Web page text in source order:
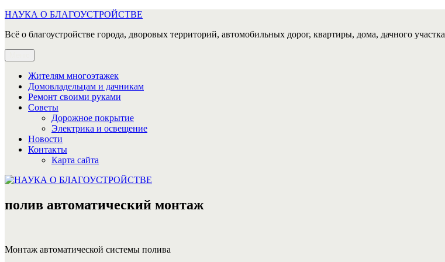
Перейти
содержимому
НАУКА О БЛАГОУСТРОЙСТВЕ
Всё о благоустройстве города, дворовых территорий, автомобильных дорог, квартиры, дома, дачного участка
Жителям многоэтажек
Домовладельцам и дачникам
Ремонт своими руками
Советы
Дорожное покрытие
Электрика и освещение
Новости
Контакты
Карта сайта
полив автоматический монтаж
Монтаж автоматической системы полива